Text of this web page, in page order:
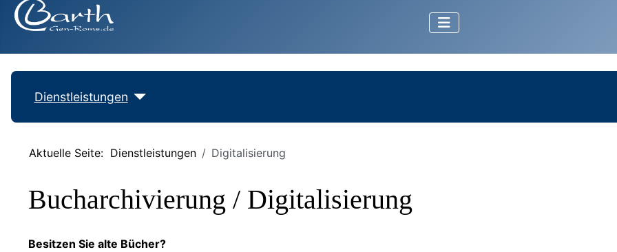
Dienstleistungen
Aktuelle Seite: Dienstleistungen Digitalisierung
Bucharchivierung / Digitalisierung
Besitzen Sie alte Bücher?